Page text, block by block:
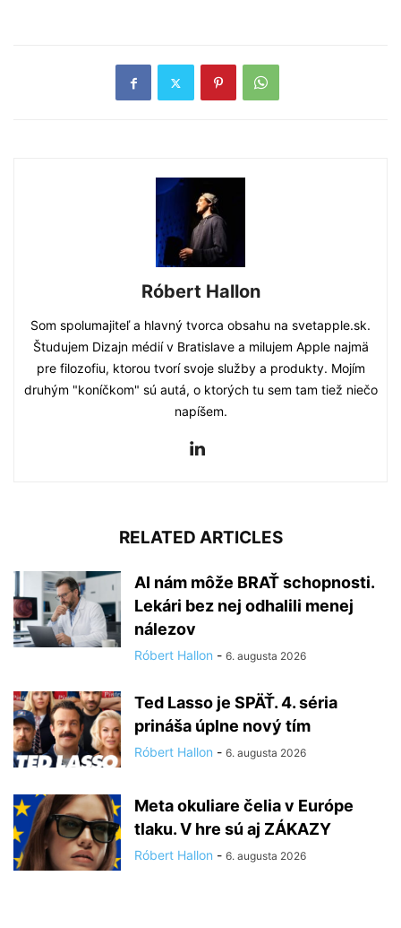
Róbert Hallon
Som spolumajiteľ a hlavný tvorca obsahu na svetapple.sk.
Študujem Dizajn médií v Bratislave a milujem Apple najmä
pre filozofiu, ktorou tvorí svoje služby a produkty. Mojím
druhým "koníčkom" sú autá, o ktorých tu sem tam tiež niečo
napíšem.
RELATED ARTICLES
AI nám môže BRAŤ schopnosti.
Lekári bez nej odhalili menej
nálezov
Róbert Hallon - 6. augusta 2026
Ted Lasso je SPÄŤ. 4. séria
prináša úplne nový tím
Róbert Hallon - 6. augusta 2026
Meta okuliare čelia v Európe
tlaku. V hre sú aj ZÁKAZY
Róbert Hallon - 6. augusta 2026